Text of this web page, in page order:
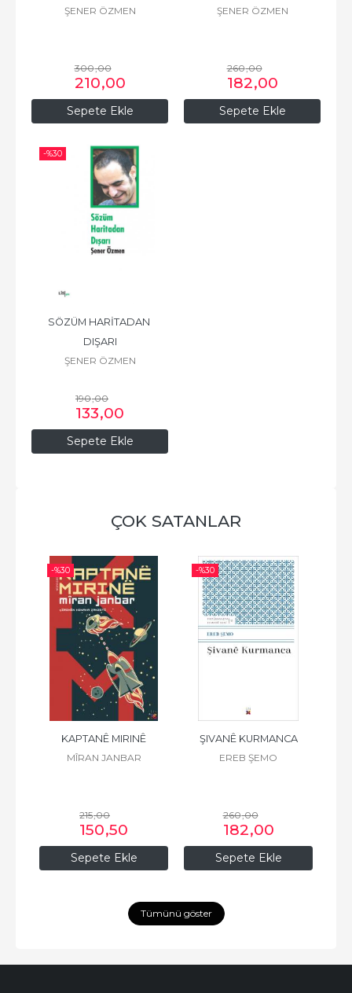
Sepete Ekle
ŞENER ÖZMEN
300,00
210,00
Sepete Ekle
ŞENER ÖZMEN
260,00
182,00
-%30
Sepete Ekle
SÖZÜM HARİTADAN
DIŞARI
ŞENER ÖZMEN
190,00
133,00
ÇOK SATANLAR
-%30
Sepete Ekle
KAPTANÊ MIRINÊ
MÎRAN JANBAR
215,00
150,50
-%30
Sepete Ekle
ŞIVANÊ KURMANCA
EREB ŞEMO
260,00
182,00
Tümünü göster